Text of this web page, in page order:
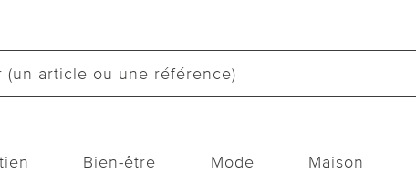
Bien-être Mode Maison